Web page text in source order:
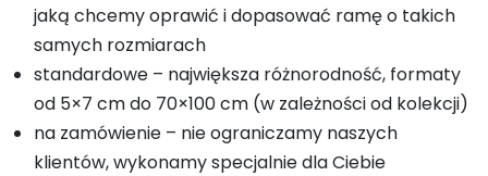
jaką chcemy oprawić i dopasować ramę o takich
samych rozmiarach
standardowe – największa różnorodność, formaty
od 5×7 cm do 70×100 cm (w zależności od kolekcji)
na zamówienie – nie ograniczamy naszych
klientów, wykonamy specjalnie dla Ciebie